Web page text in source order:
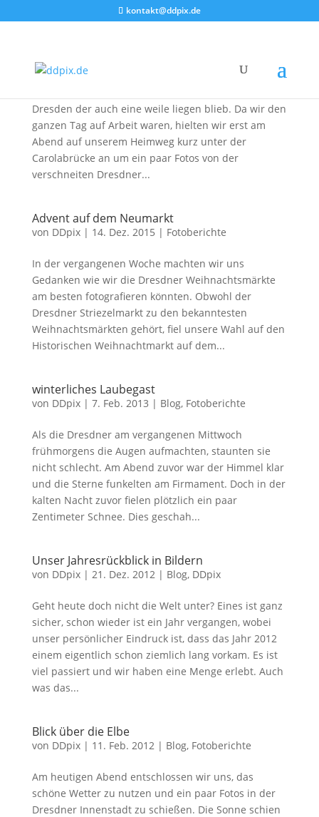
kontakt@ddpix.de
von
Dresden der auch eine weile liegen blieb. Da wir den
ganzen Tag auf Arbeit waren, hielten wir erst am
Abend auf unserem Heimweg kurz unter der
Carolabrücke an um ein paar Fotos von der
verschneiten Dresdner...
Advent auf dem Neumarkt
von DDpix| 14. Dez. 2015 | Fotoberichte
In der vergangenen Woche machten wir uns
Gedanken wie wir die Dresdner Weihnachtsmärkte
am besten fotografieren könnten. Obwohl der
Dresdner Striezelmarkt zu den bekanntesten
Weihnachtsmärkten gehört, fiel unsere Wahl auf den
Historischen Weihnachtmarkt auf dem...
winterliches Laubegast
von DDpix| 7. Feb. 2013 | Blog, Fotoberichte
Als die Dresdner am vergangenen Mittwoch
frühmorgens die Augen aufmachten, staunten sie
nicht schlecht. Am Abend zuvor war der Himmel klar
und die Sterne funkelten am Firmament. Doch in der
kalten Nacht zuvor fielen plötzlich ein paar
Zentimeter Schnee. Dies geschah...
Unser Jahresrückblick in Bildern
von DDpix| 21. Dez. 2012| Blog, DDpix
Geht heute doch nicht die Welt unter? Eines ist ganz
sicher, schon wieder ist ein Jahr vergangen, wobei
unser persönlicher Eindruck ist, dass das Jahr 2012
einem eigentlich schon ziemlich lang vorkam. Es ist
viel passiert und wir haben eine Menge erlebt. Auch
was das...
Blick über die Elbe
von DDpix| 11. Feb. 2012| Blog, Fotoberichte
Am heutigen Abend entschlossen wir uns, das
schöne Wetter zu nutzen und ein paar Fotos in der
Dresdner Innenstadt zu schießen. Die Sonne schien